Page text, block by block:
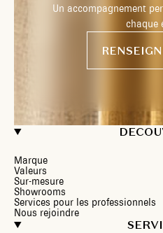
Marque
Valeurs
Sur-mesure
Showrooms
Services pour les professionnels
Nous rejoindre
Un accompagnement
chaque